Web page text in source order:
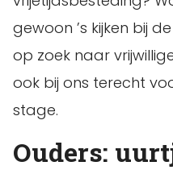
gewoon ’s kijken bij
op zoek naar
ook bij ons terecht
stage.
Ouders: